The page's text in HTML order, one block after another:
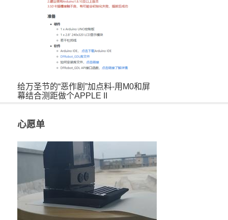
给万圣节的“恶作剧”加点料-用M0和屏
幕结合测距做个APPLE II
心愿单